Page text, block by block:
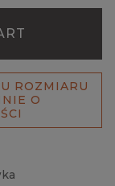
ROZMIARU
O